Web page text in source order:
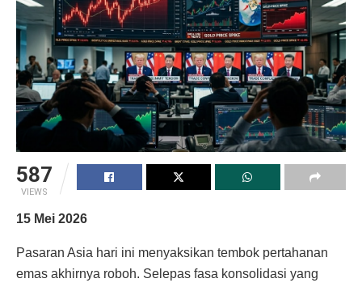
587
VIEWS
15 Mei 2026
Pasaran Asia hari ini menyaksikan tembok pertahanan
emas akhirnya roboh. Selepas fasa konsolidasi yang